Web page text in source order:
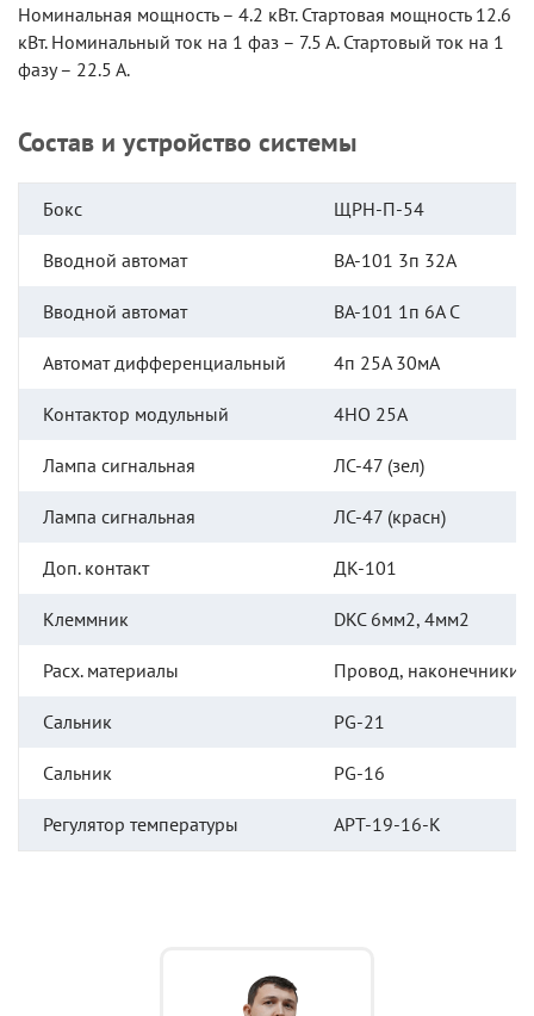
Номинальная мощность – 4.2 кВт. Стартовая мощность 12.6
кВт. Номинальный ток на 1 фаз – 7.5 А. Стартовый ток на 1
фазу – 22.5 А.
Состав и устройство системы
Бокс ЩРН-П-54
Вводной автомат ВА-101 3п 32А
Вводной автомат ВА-101 1п 6А С
Автомат дифференциальный 4п 25А 30мА
Контактор модульный 4НО 25А
Лампа сигнальная ЛС-47 (зел)
Лампа сигнальная ЛС-47 (красн)
Доп. контакт ДК-101
Клеммник DKC 6мм2, 4мм2
Расх. материалы Провод, наконечники
Сальник PG-21
Сальник PG-16
Регулятор температуры АРТ-19-16-К